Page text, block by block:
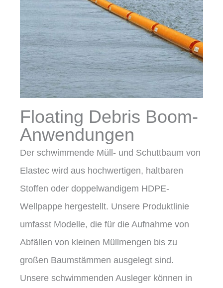
Floating Debris Boom-
Anwendungen
Der schwimmende Müll- und Schuttbaum von
Elastec wird aus hochwertigen, haltbaren
Stoffen oder doppelwandigem HDPE-
Wellpappe hergestellt. Unsere Produktlinie
umfasst Modelle, die für die Aufnahme von
Abfällen von kleinen Müllmengen bis zu
großen Baumstämmen ausgelegt sind.
Unsere schwimmenden Ausleger können in